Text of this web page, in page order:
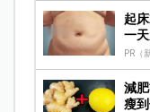
起
一
PR（
減
瘦